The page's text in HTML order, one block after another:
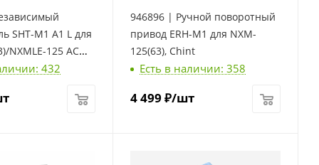
SHT-M1 A1 L для
NXMLE-125 AC
Chint 432
946896 | Ручной поворотный
привод ERH-M1 для NXM-
125(63), Chint
Есть в наличии: 358
4 499 ₽/шт